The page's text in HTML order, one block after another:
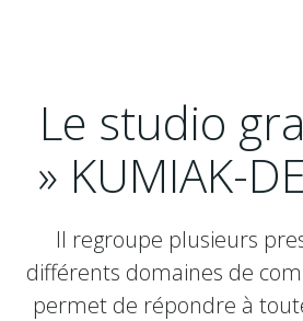
Le studio
» KUMIAK-
Il regroupe plusieurs
différents domaines de
permet de répondre à